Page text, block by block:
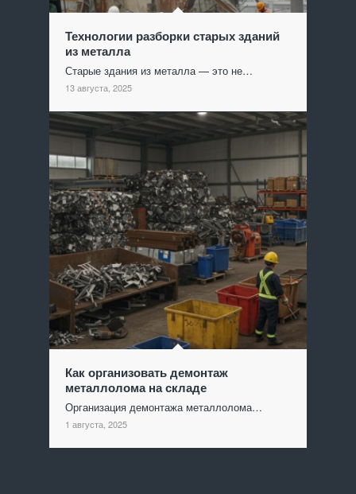
Технологии разборки старых зданий
из металла
Старые здания из металла — это не…
13 августа, 2025
Как организовать демонтаж
металлолома на складе
Организация демонтажа металлолома…
1 августа, 2025